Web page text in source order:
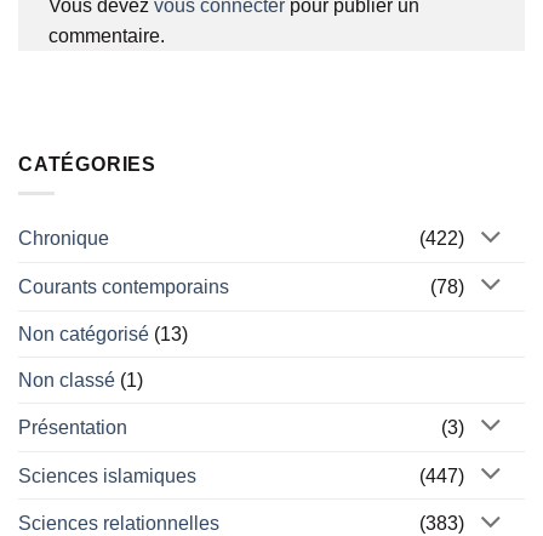
Vous devez vous connecter pour publier un
commentaire.
CATÉGORIES
Chronique (422)
Courants contemporains (78)
Non catégorisé (13)
Non classé (1)
Présentation (3)
Sciences islamiques (447)
Sciences relationnelles (383)